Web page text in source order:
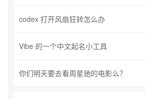
codex 打开风扇狂转怎么办
Vibe 的一个中文起名小工具
你们明天要去看周星驰的电影么？